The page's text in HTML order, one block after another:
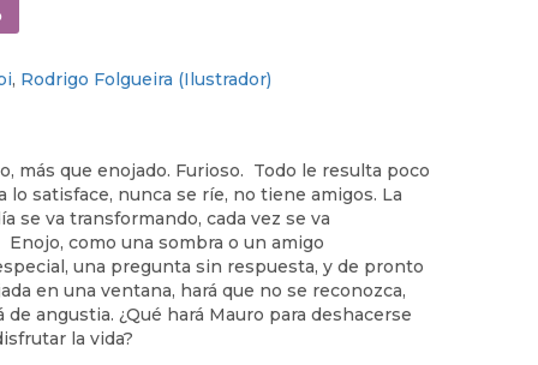
, Rodrigo Folgueira (Ilustrador)
más que enojado. Furioso. Todo le resulta poco
lo satisface, nunca se ríe, no tiene amigos. La
se va transformando, cada vez se va
como una sombra o un amigo
una pregunta sin respuesta, y de pronto
en una ventana, hará que no se reconozca,
angustia. ¿Qué hará Mauro para deshacerse
la vida?